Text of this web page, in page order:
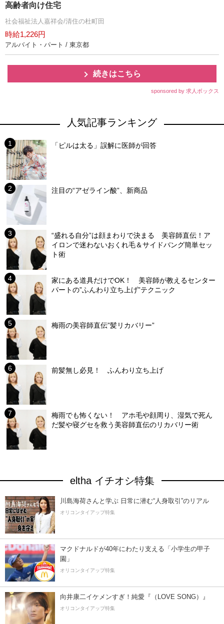
高齢者向け住宅
社会福祉法人嘉祥会/清住の杜町田
時給1,226円
アルバイト・パート / 東京都
続きはこちら
sponsored by 求人ボックス
人気記事ランキング
「ピルは太る」誤解に医師が回答
注目の“アゼライン酸”、新商品
“盛れる自分”は顔まわりで決まる 美容師直伝！ア
イロンで迷わないおくれ毛＆サイドバング簡単セッ
ト術
家にある道具だけでOK！ 美容師が教えるセンター
パートの”ふんわり立ち上げ”テクニック
梅雨の美容師直伝”髪リカバリー”
前髪無し必見！ ふんわり立ち上げ
梅雨でも怖くない！ アホ毛や顔周り、湿気で死ん
だ髪や寝グセを救う美容師直伝のリカバリー術
eltha イチオシ特集
川島海荷さんと学ぶ 日常に潜む“人身取引”のリアル
オリコンタイアップ特集
マクドナルドが40年にわたり支える「小学生の甲子
園」
オリコンタイアップ特集
向井康二イケメンすぎ！純愛『（LOVE SONG）』
オリコンタイアップ特集